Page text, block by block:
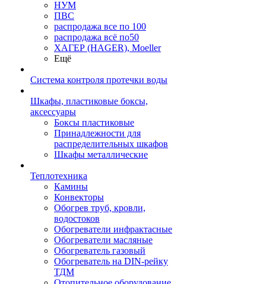
НУМ
ПВС
распродажа все по 100
распродажа всё по50
ХАГЕР (HAGER), Moeller
Ещё
Система контроля протечки воды
Шкафы, пластиковые боксы,
аксессуары
Боксы пластиковые
Принадлежности для
распределительных шкафов
Шкафы металлические
Теплотехника
Камины
Конвекторы
Обогрев труб, кровли,
водостоков
Обогреватели инфрактасные
Обогреватели масляные
Обогреватель газовый
Обогреватель на DIN-рейку
ТДМ